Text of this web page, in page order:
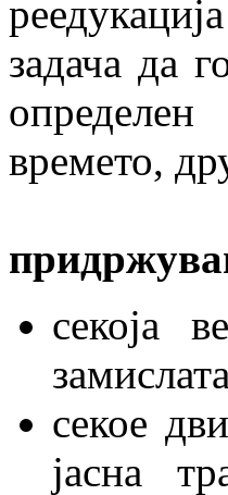
задача да
времето,
секоја
секое
јасна